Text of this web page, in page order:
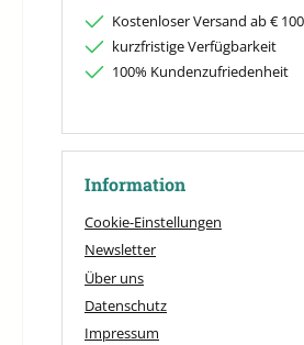
Kostenloser Versand ab €
kurzfristige Verfügbarkeit
100% Kundenzufriedenheit
Information
Cookie-Einstellungen
Newsletter
Über uns
Datenschutz
Impressum